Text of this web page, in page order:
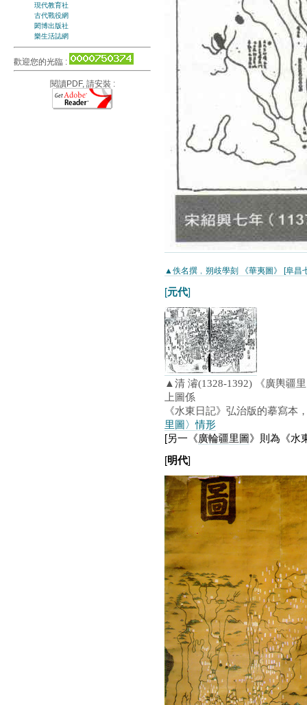
▲佚名撰﹐朔歧學刻 《華夷圖》 [阜昌
[元代]
▲清 濬(1328-1392) 《廣輿疆
上圖係
《水東日記》弘治版的摹寫本
里圖〉情形
[另一《廣輪疆里圖》則為《水
[明代]
現代教育社
古代戰役網
閎博出版社
樂生活誌網
歡迎您的光臨 :
閱讀PDF, 請安裝 :